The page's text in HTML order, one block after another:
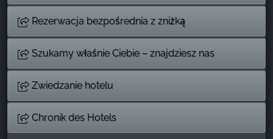
Rezerwacja bezpośrednia z zniżką
Szukamy właśnie Ciebie – znajdziesz nas
Zwiedzanie hotelu
Chronik des Hotels